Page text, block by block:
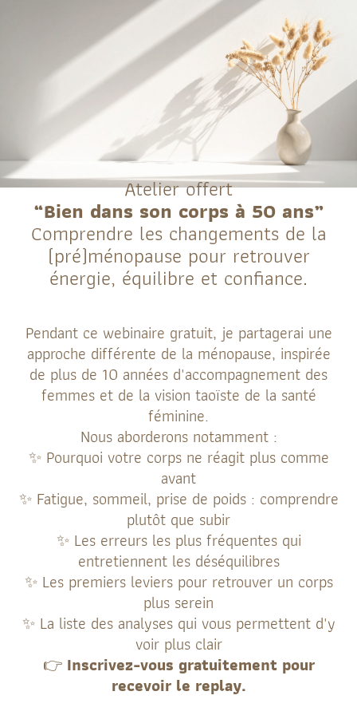
Atelier offert
“Bien dans son corps à 50 ans”
Comprendre les changements de la
(pré)ménopause pour retrouver
énergie, équilibre et confiance.
Pendant ce webinaire gratuit, je partagerai une
approche différente de la ménopause, inspirée
de plus de 10 années d'accompagnement des
femmes et de la vision taoïste de la santé
féminine.
Nous aborderons notamment :
✨ Pourquoi votre corps ne réagit plus comme
avant
✨ Fatigue, sommeil, prise de poids : comprendre
plutôt que subir
✨ Les erreurs les plus fréquentes qui
entretiennent les déséquilibres
✨ Les premiers leviers pour retrouver un corps
plus serein
✨ La liste des analyses qui vous permettent d'y
voir plus clair
👉 Inscrivez-vous gratuitement pour
recevoir le replay.